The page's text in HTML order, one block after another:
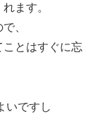
ます。
、
とはすぐに忘
いですし